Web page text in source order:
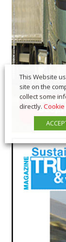
This Website
site on the
collect some
directly. Cookie